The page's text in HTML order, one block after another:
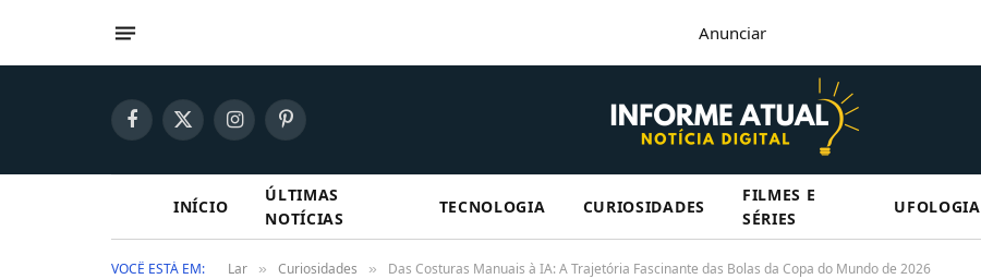
Anunciar
Facebook
X
InstagramPinterest
INÍCIO
ÚLTIMAS
NOTÍCIAS
TECNOLOGIA CURIOSIDADES
FILMES E
SÉRIES
UFOLOGIA
VOCÊ ESTÁ EM: Lar » Curiosidades » Das Costuras Manuais à IA: A Trajetória Fascinante das Bolas da Copa do Mundo de 2026